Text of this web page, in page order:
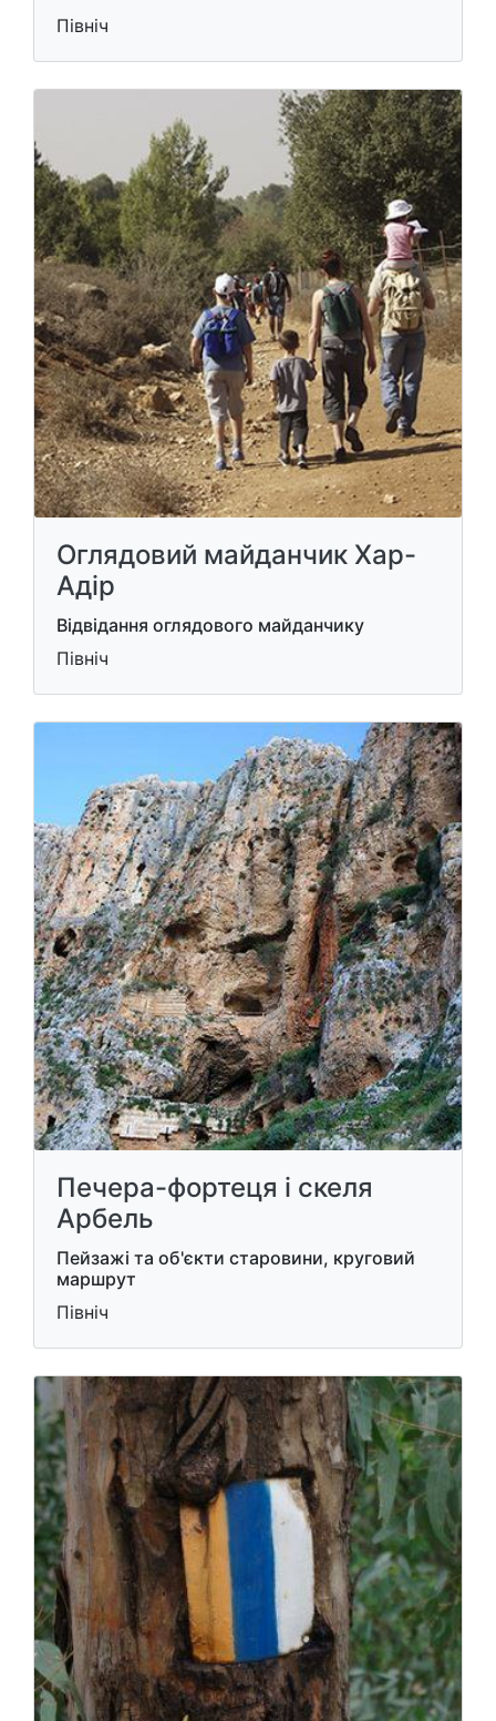
Північ
Оглядовий майданчик Хар-
Адір
Відвідання оглядового майданчику
Північ
Печера-фортеця і скеля
Арбель
Пейзажі та об'єкти старовини, круговий
маршрут
Північ